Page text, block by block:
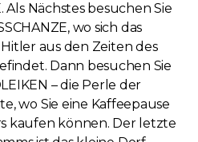
Als Nächstes besuchen Sie
wo sich das
aus den Zeiten des
Dann besuchen Sie
– die Perle der
wo Sie eine Kaffeepause
kaufen können. Der letzte